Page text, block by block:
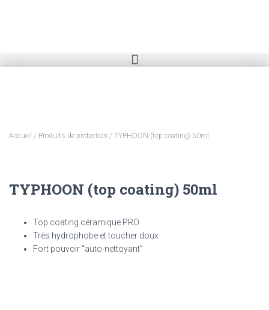
Accueil / Produits de protection / TYPHOON (top coating) 50ml
TYPHOON (top coating) 50ml
Top coating céramique PRO
Très hydrophobe et toucher doux
Fort pouvoir “auto-nettoyant”